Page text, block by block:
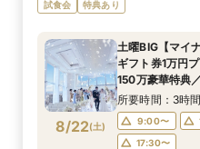
8/21(金)
*模擬挙式×安心
所要時間：3時
10:00〜
フェ
8/21(金)
チャペル×相談会
14:00〜
フェ
8/21(金)
グ×クイック相談
17:30〜
フェ
8/21(金)
館開放×絶品試食
14:00〜
フェ
試食会 特典あり
8/22(土)
土曜BIG【マイ
ギフト券1万円
150万豪華特典
つの会場見学
所要時間：3時
9:00〜
17:30〜